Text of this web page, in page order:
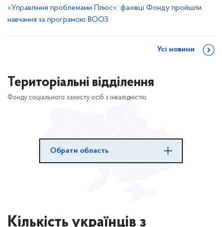
«Управління проблемами Плюс»: фахівці Фонду пройшли
навчання за програмою ВООЗ
Усі новини
Територіальні відділення
Фонду соціального захисту осіб з інвалідністю
Обрати область
Кількість українців з